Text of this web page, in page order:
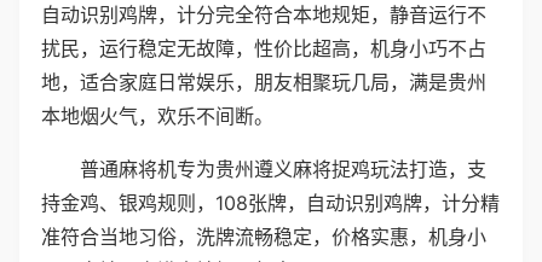
自动识别鸡牌，计分完全符合本地规矩，静音运行不
扰民，运行稳定无故障，性价比超高，机身小巧不占
地，适合家庭日常娱乐，朋友相聚玩几局，满是贵州
本地烟火气，欢乐不间断。
普通麻将机专为贵州遵义麻将捉鸡玩法打造，支
持金鸡、银鸡规则，108张牌，自动识别鸡牌，计分精
准符合当地习俗，洗牌流畅稳定，价格实惠，机身小